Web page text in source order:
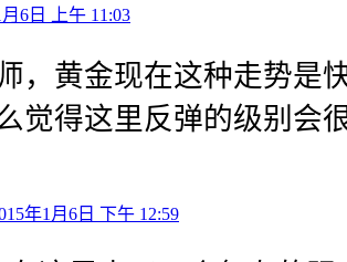
6日 上午 11:03
，黄金现在这种走势是
觉得这里反弹的级别会
年1月6日 下午 12:59